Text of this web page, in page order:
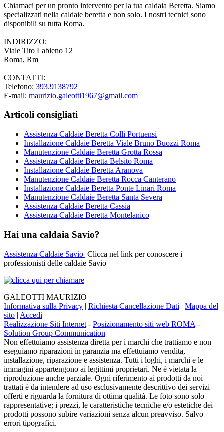
Chiamaci per un pronto intervento per la tua caldaia Beretta. Siamo
specializzati nella caldaie beretta e non solo. I nostri tecnici sono
disponibili su tutta Roma.
INDIRIZZO:
Viale Tito Labieno 12
Roma, Rm
CONTATTI:
Telefono: 393.9138792
E-mail: maurizio.galeotti1967@gmail.com
Articoli consigliati
Assistenza Caldaie Beretta Colli Portuensi
Installazione Caldaie Beretta Viale Bruno Buozzi Roma
Manutenzione Caldaie Beretta Grotta Rossa
Assistenza Caldaie Beretta Belsito Roma
Installazione Caldaie Beretta Aranova
Manutenzione Caldaie Beretta Rocca Canterano
Installazione Caldaie Beretta Ponte Linari Roma
Manutenzione Caldaie Beretta Santa Severa
Assistenza Caldaie Beretta Cassia
Assistenza Caldaie Beretta Montelanico
Hai una caldaia Savio?
Assistenza Caldaie Savio Clicca nel link per conoscere i
professionisti delle caldaie Savio
GALEOTTI MAURIZIO
Informativa sulla Privacy | Richiesta Cancellazione Dati | Mappa del
sito | Accedi
Realizzazione Siti Internet - Posizionamento siti web ROMA -
Solution Group Communication
Non effettuiamo assistenza diretta per i marchi che trattiamo e non
eseguiamo riparazioni in garanzia ma effettuiamo vendita,
installazione, riparazione e assistenza. Tutti i loghi, i marchi e le
immagini appartengono ai legittimi proprietari. Ne è vietata la
riproduzione anche parziale. Ogni riferimento ai prodotti da noi
trattati è da intendere ad uso esclusivamente descrittivo dei servizi
offerti e riguarda la fornitura di ottima qualità. Le foto sono solo
rappresentative; i prezzi, le caratteristiche tecniche e/o estetiche dei
prodotti possono subire variazioni senza alcun preavviso. Salvo
errori tipografici.